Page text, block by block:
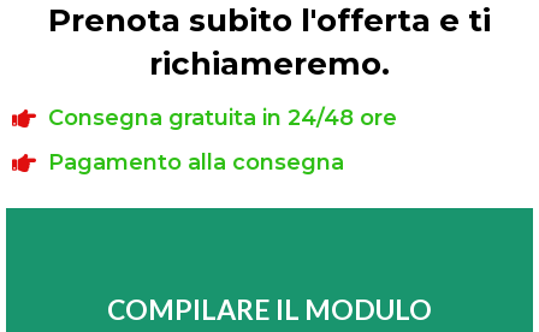
Prenota subito l'offerta e ti
richiameremo.
Consegna gratuita in 24/48 ore
Pagamento alla consegna
COMPILARE IL MODULO